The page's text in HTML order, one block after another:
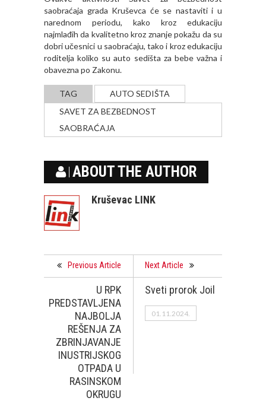
saobraćaja grada Kruševca će se nastaviti i u
narednom periodu, kako kroz edukaciju
najmlađih da kvalitetno kroz znanje pokažu da su
dobri učesnici u saobraćaju, tako i kroz edukaciju
roditelja koliko su auto sedišta za bebe važna i
obavezna po Zakonu.
TAG
AUTO SEDIŠTA
SAVET ZA BEZBEDNOST
SAOBRAĆAJA
ABOUT THE AUTHOR
Kruševac LINK
Previous Article
U RPK
PREDSTAVLJENA
NAJBOLJA
REŠENJA ZA
ZBRINJAVANJE
INUSTRIJSKOG
OTPADA U
RASINSKOM
OKRUGU
Next Article
Sveti prorok Joil
01.11.2024.